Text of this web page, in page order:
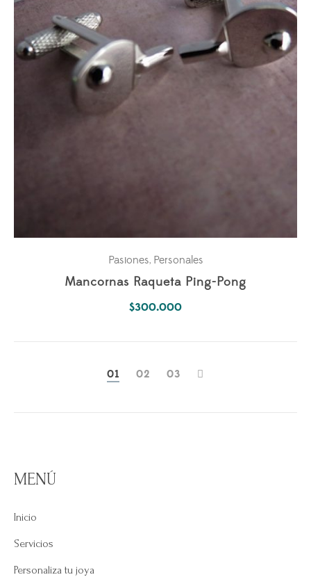
Pasiones, Personales
Mancornas Raqueta Ping-Pong
$300.000
01 02 03
MENÚ
Inicio
Servicios
Personaliza tu joya